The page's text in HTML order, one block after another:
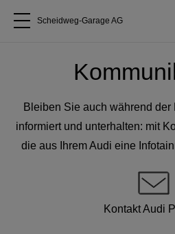
Alle Modelle
Über uns
Audi kaufen
Scheidweg-Garage AG
Bleiben Sie auch während
informiert und unterhalten: mit
die aus Ihrem Audi eine
Kontakt Audi